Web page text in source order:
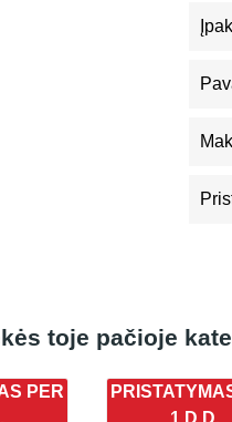
toje pačioje
PER
1 D.D.